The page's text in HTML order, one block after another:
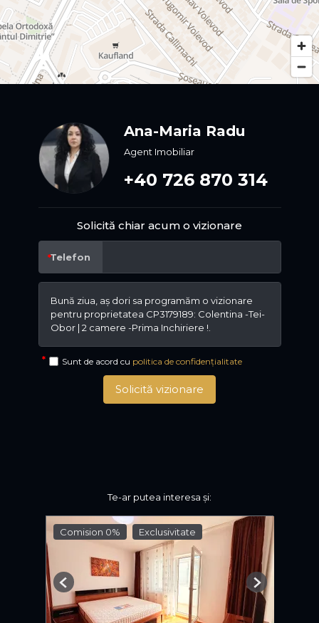
Ana-Maria Radu
Agent Imobiliar
+40 726 870 314
Solicită chiar acum o vizionare
Telefon
Sunt de acord cu politica de confidențialitate
Solicită vizionare
Te-ar putea interesa și:
Comision 0% Exclusivitate
Previous Next